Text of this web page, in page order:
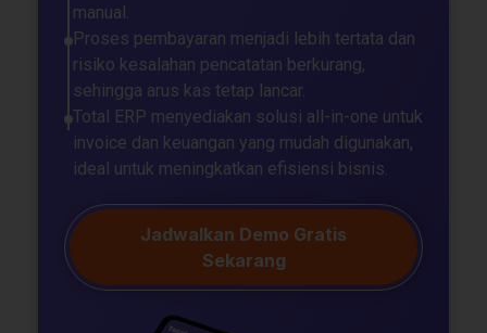
manual.
Proses pembayaran menjadi lebih tertata dan
risiko kesalahan pencatatan berkurang,
sehingga arus kas tetap lancar.
Total ERP menyediakan solusi all-in-one untuk
invoice dan keuangan yang mudah digunakan,
ideal untuk meningkatkan efisiensi bisnis.
Jadwalkan Demo Gratis
Sekarang